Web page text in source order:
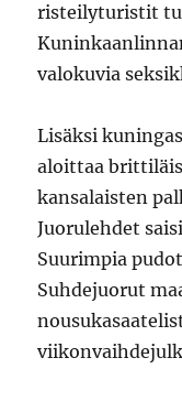
risteilyturistit
valokuvia
Lisäksi
aloittaa
kansalaisten
Juorulehdet
Suurimpia
Suhdejuorut